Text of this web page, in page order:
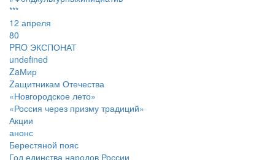
***
12 апреля
80
PRO ЭКСПОНАТ
undefined
ZaМир
Zащитникам Отечества
«Новгородское лето»
«Россия через призму традиций»
Акции
анонс
Берестяной пояс
Год единства народов России